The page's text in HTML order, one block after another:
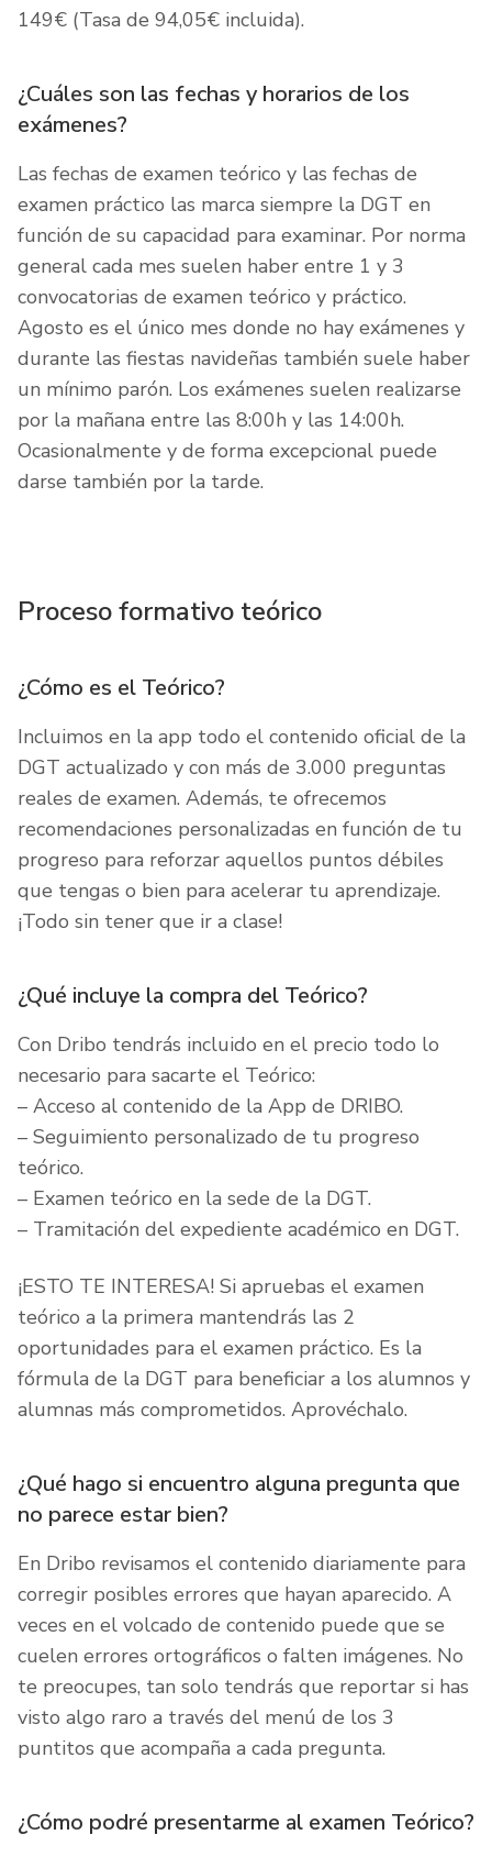
149€ (Tasa de 94,05€ incluida).
¿Cuáles son las fechas y horarios de los
exámenes?
Las fechas de examen teórico y las fechas de
examen práctico las marca siempre la DGT en
función de su capacidad para examinar. Por norma
general cada mes suelen haber entre 1 y 3
convocatorias de examen teórico y práctico.
Agosto es el único mes donde no hay exámenes y
durante las fiestas navideñas también suele haber
un mínimo parón. Los exámenes suelen realizarse
por la mañana entre las 8:00h y las 14:00h.
Ocasionalmente y de forma excepcional puede
darse también por la tarde.
Proceso formativo teórico
¿Cómo es el Teórico?
Incluimos en la app todo el contenido oficial de la
DGT actualizado y con más de 3.000 preguntas
reales de examen. Además, te ofrecemos
recomendaciones personalizadas en función de tu
progreso para reforzar aquellos puntos débiles
que tengas o bien para acelerar tu aprendizaje.
¡Todo sin tener que ir a clase!
¿Qué incluye la compra del Teórico?
Con Dribo tendrás incluido en el precio todo lo
necesario para sacarte el Teórico:
– Acceso al contenido de la App de DRIBO.
– Seguimiento personalizado de tu progreso
teórico.
– Examen teórico en la sede de la DGT.
– Tramitación del expediente académico en DGT.
¡ESTO TE INTERESA! Si apruebas el examen
teórico a la primera mantendrás las 2
oportunidades para el examen práctico. Es la
fórmula de la DGT para beneficiar a los alumnos y
alumnas más comprometidos. Aprovéchalo.
¿Qué hago si encuentro alguna pregunta que
no parece estar bien?
En Dribo revisamos el contenido diariamente para
corregir posibles errores que hayan aparecido. A
veces en el volcado de contenido puede que se
cuelen errores ortográficos o falten imágenes. No
te preocupes, tan solo tendrás que reportar si has
visto algo raro a través del menú de los 3
puntitos que acompaña a cada pregunta.
¿Cómo podré presentarme al examen Teórico?